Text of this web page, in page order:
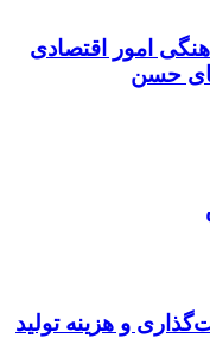
امور اقتصادی
حسن
و هزینه تولید